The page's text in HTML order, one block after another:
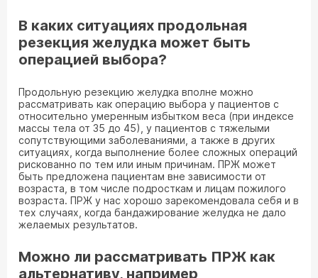
В каких ситуациях продольная
резекция желудка может быть
операцией выбора?
Продольную резекцию желудка вполне можно
рассматривать как операцию выбора у пациентов с
относительно умеренным избытком веса (при индексе
массы тела от 35 до 45), у пациентов с тяжелыми
сопутствующими заболеваниями, а также в других
ситуациях, когда выполнение более сложных операций
рискованно по тем или иным причинам. ПРЖ может
быть предложена пациентам вне зависимости от
возраста, в том числе подросткам и лицам пожилого
возраста. ПРЖ у нас хорошо зарекомендовала себя и в
тех случаях, когда бандажирование желудка не дало
желаемых результатов.
Можно ли рассматривать ПРЖ как
альтернативу, например